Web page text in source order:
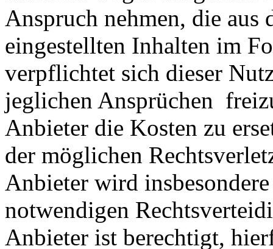
Anspruch nehmen, die aus
eingestellten Inhalten im
verpflichtet sich dieser
jeglichen Ansprüchen
Anbieter die Kosten zu
der möglichen
Anbieter wird
notwendigen
Anbieter ist berechtigt,